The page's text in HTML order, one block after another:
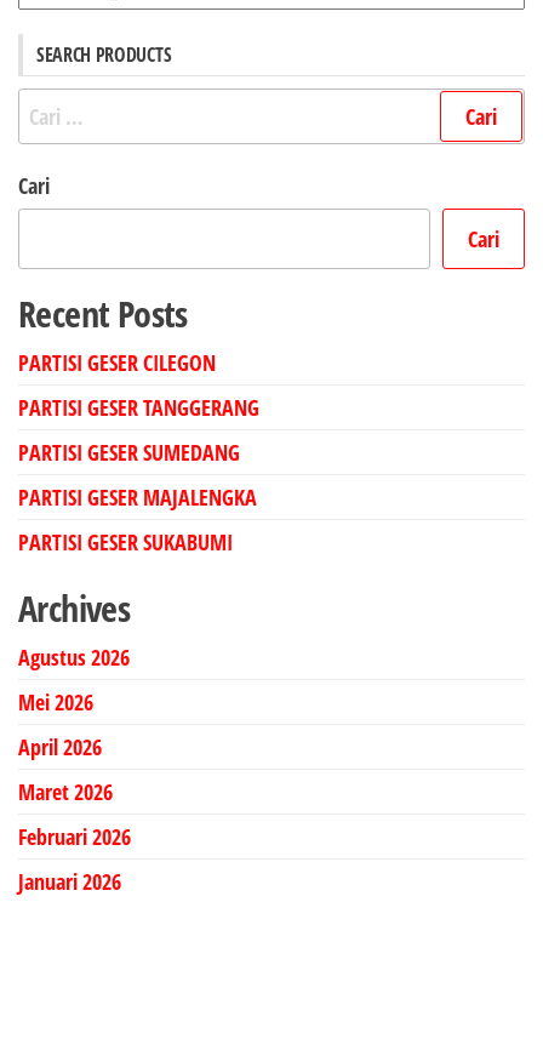
SEARCH PRODUCTS
Cari
untuk:
Cari
Cari
Recent Posts
PARTISI GESER CILEGON
PARTISI GESER TANGGERANG
PARTISI GESER SUMEDANG
PARTISI GESER MAJALENGKA
PARTISI GESER SUKABUMI
Archives
Agustus 2026
Mei 2026
April 2026
Maret 2026
Februari 2026
Januari 2026